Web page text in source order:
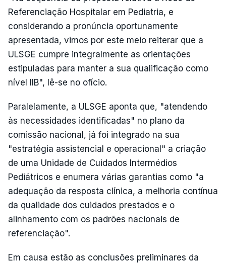
Referenciação Hospitalar em Pediatria, e
considerando a pronúncia oportunamente
apresentada, vimos por este meio reiterar que a
ULSGE cumpre integralmente as orientações
estipuladas para manter a sua qualificação como
nível IIB", lê-se no ofício.
Paralelamente, a ULSGE aponta que, "atendendo
às necessidades identificadas" no plano da
comissão nacional, já foi integrado na sua
"estratégia assistencial e operacional" a criação
de uma Unidade de Cuidados Intermédios
Pediátricos e enumera várias garantias como "a
adequação da resposta clínica, a melhoria contínua
da qualidade dos cuidados prestados e o
alinhamento com os padrões nacionais de
referenciação".
Em causa estão as conclusões preliminares da